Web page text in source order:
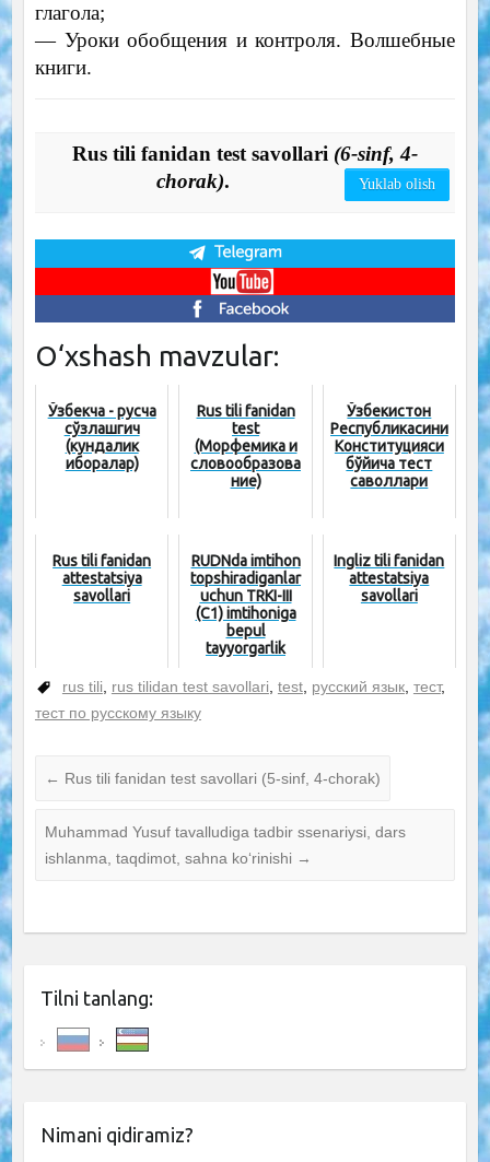
глагола;
— Уроки обобщения и контроля. Волшебные
книги.
Rus tili fanidan test savollari (6-sinf, 4-
chorak). Yuklab olish
O‘xshash mavzular:
Ўзбекча - русча
сўзлашгич
(кундалик
иборалар)
Rus tili fanidan
test
(Морфемика и
словообразова
ние)
Ўзбекистон
Республикасини
Конституцияси
бўйича тест
саволлари
Rus tili fanidan
attestatsiya
savollari
RUDNda imtihon
topshiradiganlar
uchun TRKI-III
(C1) imtihoniga
bepul
tayyorgarlik
Ingliz tili fanidan
attestatsiya
savollari
rus tili rus tilidan test savollari test, русский язык, тест,
тест по русскому языку
← Rus tili fanidan test savollari (5-sinf, 4-chorak)
Muhammad Yusuf tavalludiga tadbir ssenariysi, dars
ishlanma, taqdimot, sahna ko‘rinishi →
Tilni tanlang:
Nimani qidiramiz?